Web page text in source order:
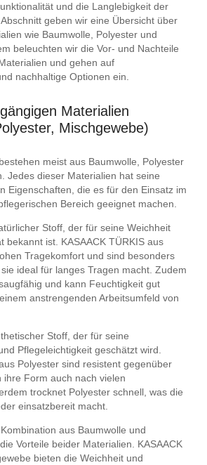
und die Langlebigkeit der
geben wir eine Übersicht über
wie Baumwolle, Polyester und
beleuchten wir die Vor- und Nachteile
und gehen auf
nachhaltige Optionen ein.
Materialien
Mischgewebe)
meist aus Baumwolle, Polyester
Jedes dieser Materialien hat seine
Eigenschaften, die es für den Einsatz im
Bereich geeignet machen.
Stoff, der für seine Weichheit
bekannt ist. KASAACK TÜRKIS aus
Tragekomfort und sind besonders
ideal für langes Tragen macht. Zudem
und kann Feuchtigkeit gut
anstrengenden Arbeitsumfeld von
Stoff, der für seine
Pflegeleichtigkeit geschätzt wird.
Polyester sind resistent gegenüber
ihre Form auch nach vielen
trocknet Polyester schnell, was die
einsatzbereit macht.
aus Baumwolle und
Vorteile beider Materialien. KASAACK
bieten die Weichheit und